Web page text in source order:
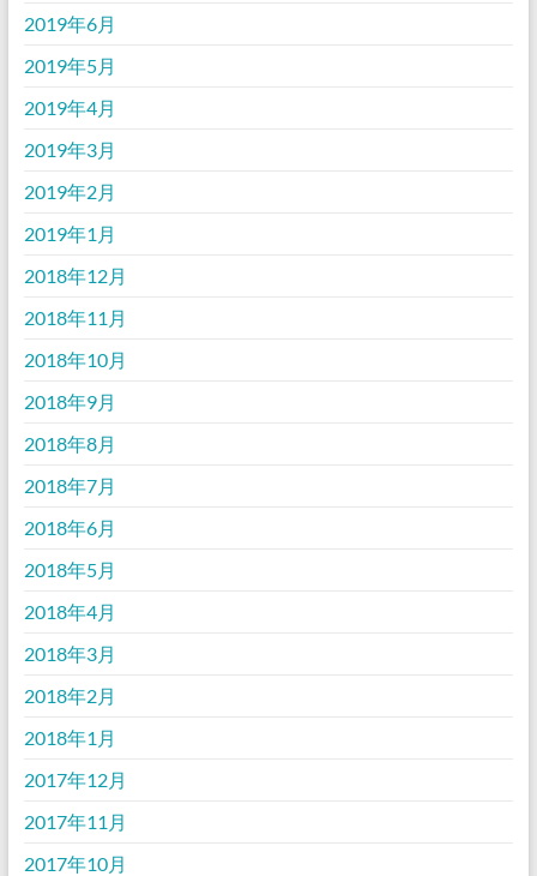
2019年6月
2019年5月
2019年4月
2019年3月
2019年2月
2019年1月
2018年12月
2018年11月
2018年10月
2018年9月
2018年8月
2018年7月
2018年6月
2018年5月
2018年4月
2018年3月
2018年2月
2018年1月
2017年12月
2017年11月
2017年10月